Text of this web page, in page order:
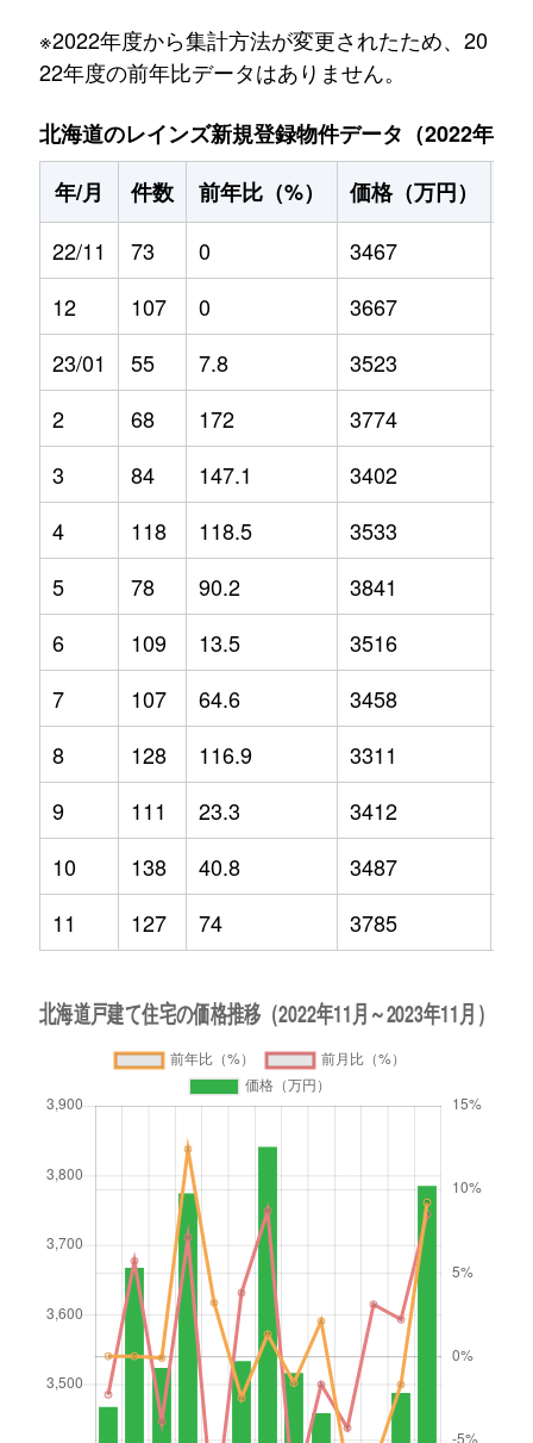
※2022年度から集計方法が変更されたため、20
22年度の前年比データはありません。
北海道のレインズ新規登録物件データ（2022年11
年/月
件数 前年比（%） 価格（万円）
22/11
73 0 3467
12
107 0 3667
23/01
55 7.8 3523
2
68 172 3774
3
84 147.1 3402
4
118 118.5 3533
5
78 90.2 3841
6
109 13.5 3516
7
107 64.6 3458
8
128 116.9 3311
9
111 23.3 3412
10
138 40.8 3487
11
127 74 3785